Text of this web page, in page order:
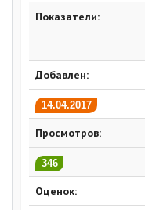
Широкий
электронных
Безопасность и
Партнерская
пользователей
пользователей;
Показатели:
Добавлен:
14.04.2017
Просмотров:
346
Оценок: